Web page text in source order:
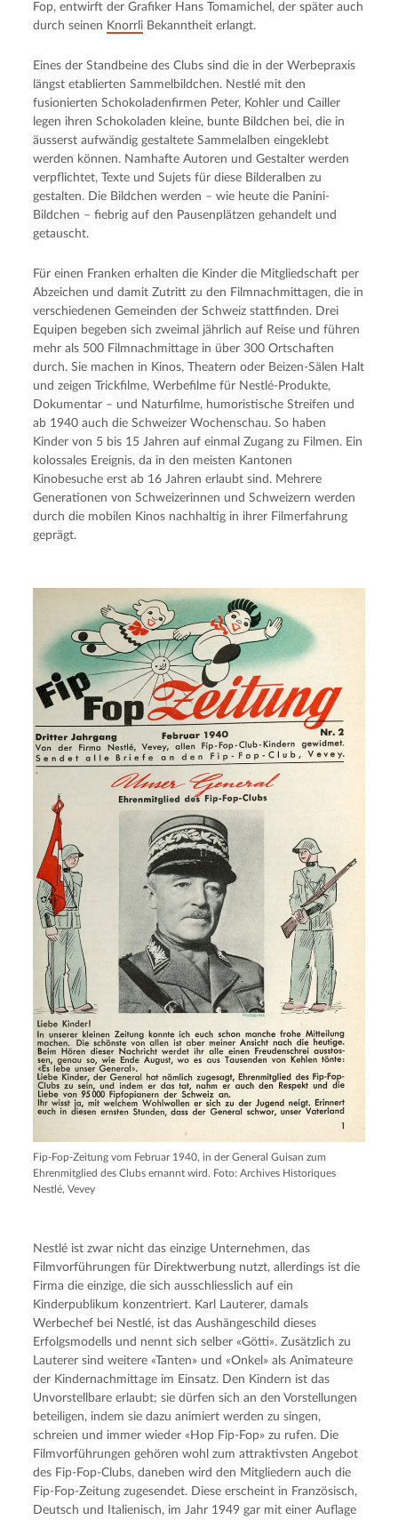
Fop, entwirft der Grafiker Hans Tomamichel, der später auch
durch seinen Knorrli Bekanntheit erlangt.
Eines der Standbeine des Clubs sind die in der Werbepraxis
längst etablierten Sammelbildchen. Nestlé mit den
fusionierten Schokoladenfirmen Peter, Kohler und Cailler
legen ihren Schokoladen kleine, bunte Bildchen bei, die in
äusserst aufwändig gestaltete Sammelalben eingeklebt
werden können. Namhafte Autoren und Gestalter werden
verpflichtet, Texte und Sujets für diese Bilderalben zu
gestalten. Die Bildchen werden – wie heute die Panini-
Bildchen – fiebrig auf den Pausenplätzen gehandelt und
getauscht.
Für einen Franken erhalten die Kinder die Mitgliedschaft per
Abzeichen und damit Zutritt zu den Filmnachmittagen, die in
verschiedenen Gemeinden der Schweiz stattfinden. Drei
Equipen begeben sich zweimal jährlich auf Reise und führen
mehr als 500 Filmnachmittage in über 300 Ortschaften
durch. Sie machen in Kinos, Theatern oder Beizen-Sälen Halt
und zeigen Trickfilme, Werbefilme für Nestlé-Produkte,
Dokumentar – und Naturfilme, humoristische Streifen und
ab 1940 auch die Schweizer Wochenschau. So haben
Kinder von 5 bis 15 Jahren auf einmal Zugang zu Filmen. Ein
kolossales Ereignis, da in den meisten Kantonen
Kinobesuche erst ab 16 Jahren erlaubt sind. Mehrere
Generationen von Schweizerinnen und Schweizern werden
durch die mobilen Kinos nachhaltig in ihrer Filmerfahrung
geprägt.
Fip-Fop-Zeitung vom Februar 1940, in der General Guisan zum
Ehrenmitglied des Clubs ernannt wird. Foto: Archives Historiques
Nestlé, Vevey
Nestlé ist zwar nicht das einzige Unternehmen, das
Filmvorführungen für Direktwerbung nutzt, allerdings ist die
Firma die einzige, die sich ausschliesslich auf ein
Kinderpublikum konzentriert. Karl Lauterer, damals
Werbechef bei Nestlé, ist das Aushängeschild dieses
Erfolgsmodells und nennt sich selber «Götti». Zusätzlich zu
Lauterer sind weitere «Tanten» und «Onkel» als Animateure
der Kindernachmittage im Einsatz. Den Kindern ist das
Unvorstellbare erlaubt; sie dürfen sich an den Vorstellungen
beteiligen, indem sie dazu animiert werden zu singen,
schreien und immer wieder «Hop Fip-Fop» zu rufen. Die
Filmvorführungen gehören wohl zum attraktivsten Angebot
des Fip-Fop-Clubs, daneben wird den Mitgliedern auch die
Fip-Fop-Zeitung zugesendet. Diese erscheint in Französisch,
Deutsch und Italienisch, im Jahr 1949 gar mit einer Auflage